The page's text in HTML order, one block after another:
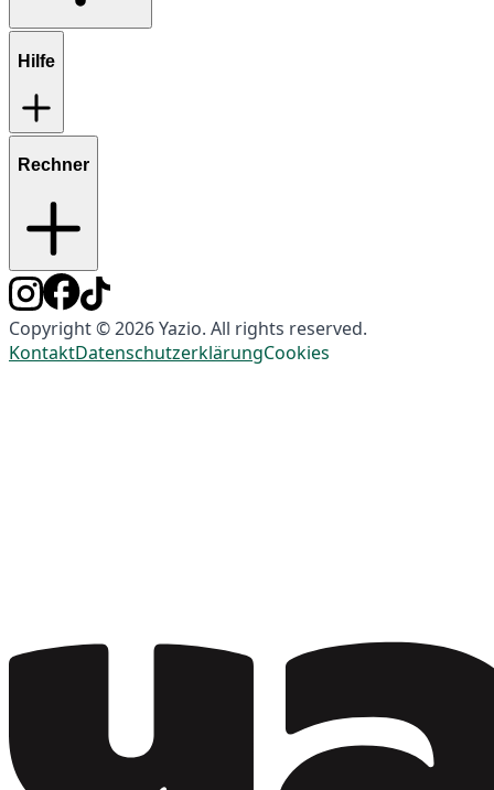
Hilfe
Rechner
Copyright © 2026 Yazio. All rights reserved.
KontaktDatenschutzerklärungCookies